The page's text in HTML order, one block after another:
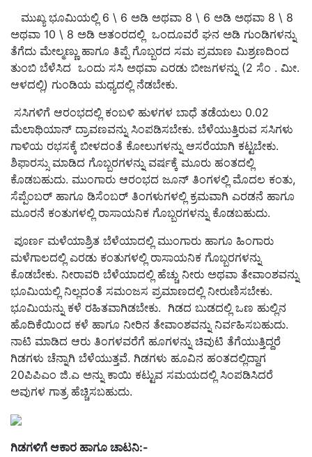
ಮುಖ್ಯ ಭೂಮಿಯಲ್ಲಿ 6 \ 6 ಅಡಿ ಅಥವಾ 8 \ 6 ಅಡಿ ಅಥವಾ 8 \ 8
ಅಥವಾ 10 \ 8 ಅಡಿ ಅತಂರದಲ್ಲಿ ಒಂದೂವರೆ ಘನ ಅಡಿ ಗುಂಡಿಗಳನ್ನು
ತೆಗೆದು ಮೇಲ್ಮಣ್ಣು ಹಾಗೂ ತಿಪ್ಪೆ ಗೊಬ್ಬರದ ಸಮ ಪ್ರಮಾಣ ಮಿಶ್ರಣದಿಂದ
ತುಂಬಿ ಬೆಳೆಸಿದ ಒಂದು ಸಸಿ ಅಥವಾ ಎರಡು ಬೀಜಗಳನ್ನು (2 ಸೆಂ . ಮೀ.
ಆಳದಲ್ಲಿ) ಗುಂಡಿಯ ಮಧ್ಯದಲ್ಲಿ ನೆಡಬೇಕು.
ಸಸಿಗಳಿಗೆ ಆರಂಭದಲ್ಲಿ ಕಂಬಳಿ ಹುಳಗಳ ಬಾಧೆ ತಡೆಯಲು 0.02
ಮೆಲಾಥಿಯಾನ್ ದ್ರಾವಣವನ್ನು ಸಿಂಪಡಿಸಬೇಕು. ಬೆಳೆಯುತ್ತಿರುವ ಸಸಿಗಳು
ಗಾಳಿಯ ರಭಸಕ್ಕೆ ಬೀಳದಂತೆ ಕೋಲುಗಳನ್ನು ಆಸರೆಯಾಗಿ ಕಟ್ಟಬೇಕು.
ಶಿಫಾರಸ್ಸು ಮಾಡಿದ ಗೊಬ್ಬರಗಳನ್ನು ವರ್ಷಕ್ಕೆ ಮೂರು ಹಂತದಲ್ಲಿ
ಕೊಡಬಹುದು. ಮುಂಗಾರು ಆರಂಭದ ಜೂನ್ ತಿಂಗಳಲ್ಲಿ ಮೊದಲ ಕಂತು,
ಸೆಪ್ಪೆಂಬರ್ ಹಾಗೂ ಡಿಸೆಂಬರ್ ತಿಂಗಳುಗಳಲ್ಲಿ ಕ್ರಮವಾಗಿ ಎರಡನೆ ಹಾಗೂ
ಮೂರನೆ ಕಂತುಗಳಲ್ಲಿ ರಾಸಾಯನಿಕ ಗೊಬ್ಬರಗಳನ್ನು ಕೊಡಬಹುದು.
ಪೂರ್ಣ ಮಳೆಯಾಶ್ರಿತ ಬೆಳೆಯಾದಲ್ಲಿ ಮುಂಗಾರು ಹಾಗೂ ಹಿಂಗಾರು
ಮಳೆಗಾಲದಲ್ಲಿ ಎರಡು ಕಂತುಗಳಲ್ಲಿ ರಾಸಾಯನಿಕ ಗೊಬ್ಬರಗಳನ್ನು
ಕೊಡಬೇಕು. ನೀರಾವರಿ ಬೆಳೆಯಾದಲ್ಲಿ ಹೆಚ್ಚು ನೀರು ಅಥವಾ ತೇವಾಂಶವನ್ನು
ಭೂಮಿಯಲ್ಲಿ ನಿಲ್ಲದಂತೆ ಸಮಂಜಸ ಪ್ರಮಾಣದಲ್ಲಿ ನೀರುಣಿಸಬೇಕು.
ಭೂಮಿಯನ್ನು ಕಳೆ ರಹಿತವಾಗಿಡಬೇಕು. ಗಿಡದ ಬುಡದಲ್ಲಿ ಒಣ ಹುಲ್ಲಿನ
ಹೊದಿಕೆಯಿಂದ ಕಳೆ ಹಾಗೂ ನೀರಿನ ತೇವಾಂಶವನ್ನು ನಿರ್ವಹಿಸಬಹುದು.
ನಾಟಿ ಮಾಡಿದ ಆರು ತಿಂಗಳವರೆಗೆ ಹೂಗಳನ್ನು ಚಿವುಟಿ ತೆಗೆಯುತ್ತಿದ್ದರೆ
ಗಿಡಗಳು ಚೆನ್ನಾಗಿ ಬೆಳೆಯುತ್ತವೆ. ಗಿಡಗಳು ಹೂವಿನ ಹಂತದಲ್ಲಿದ್ದಾಗ
20ಪಿಪಿಎಂ ಜಿ.ಎ ಅನ್ನು ಕಾಯಿ ಕಟ್ಟುವ ಸಮಯದಲ್ಲಿ ಸಿಂಪಡಿಸಿದರೆ
ಅವುಗಳ ಗಾತ್ರ ಹೆಚ್ಚಿಸಬಹುದು.
ಗಿಡಗಳಿಗೆ ಆಕಾರ ಹಾಗೂ ಚಾಟನಿ:-